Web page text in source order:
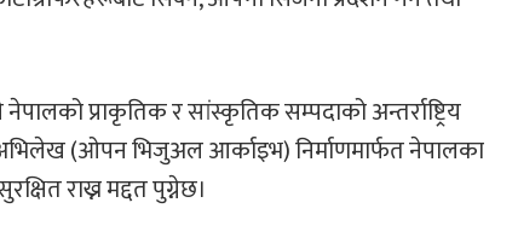
प्राकृतिक र सांस्कृतिक सम्पदाको अन्तर्राष्ट्रिय
अभिलेख (ओपन भिजुअल आर्काइभ) निर्माणमार्फत नेपालका
राख्न मद्दत पुग्नेछ।